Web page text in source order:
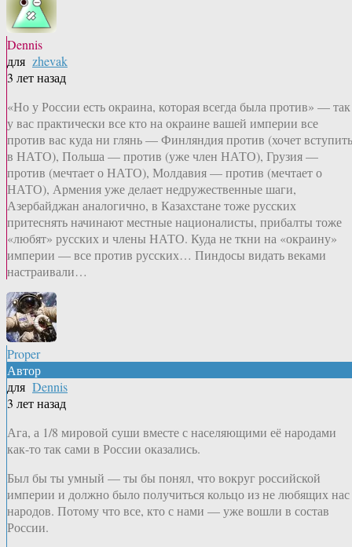
Dennis
для zhevak
3 лет назад
«Но у России есть окраина, которая всегда была против» — так
у вас практически все кто на окраине вашей империи все
против вас куда ни глянь — Финляндия против (хочет вступить
в НАТО), Польша — против (уже член НАТО), Грузия —
против (мечтает о НАТО), Молдавия — против (мечтает о
НАТО), Армения уже делает недружественные шаги,
Азербайджан аналогично, в Казахстане тоже русских
притеснять начинают местные националисты, прибалты тоже
«любят» русских и члены НАТО. Куда не ткни на «окраину»
империи — все против русских… Пиндосы видать веками
настраивали…
Proper
Автор
для Dennis
3 лет назад
Ага, а 1/8 мировой суши вместе с населяющими её народами
как-то так сами в России оказались.
Был бы ты умный — ты бы понял, что вокруг российской
империи и должно было получиться кольцо из не любящих нас
народов. Потому что все, кто с нами — уже вошли в состав
России.